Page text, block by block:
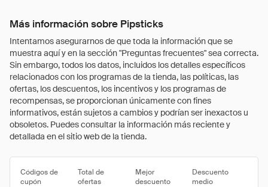
Más información sobre Pipsticks
Intentamos asegurarnos de que toda la información que se
muestra aquí y en la sección "Preguntas frecuentes" sea correcta.
Sin embargo, todos los datos, incluidos los detalles específicos
relacionados con los programas de la tienda, las políticas, las
ofertas, los descuentos, los incentivos y los programas de
recompensas, se proporcionan únicamente con fines
informativos, están sujetos a cambios y podrían ser inexactos u
obsoletos. Puedes consultar la información más reciente y
detallada en el sitio web de la tienda.
Códigos de
cupón
Total de
ofertas
Mejor
descuento
Descuento
medio